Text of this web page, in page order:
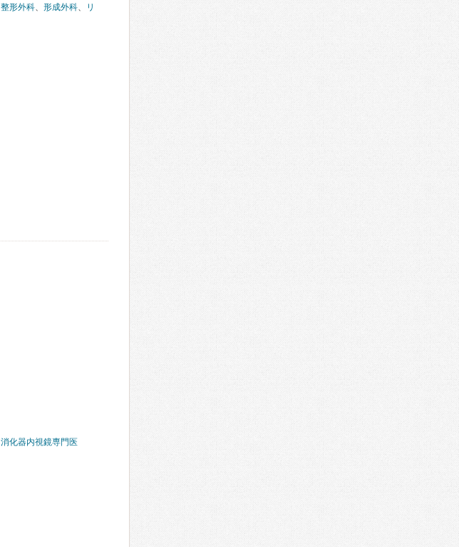
整形外科、 形成外科、
リ
消化器内視鏡専門医